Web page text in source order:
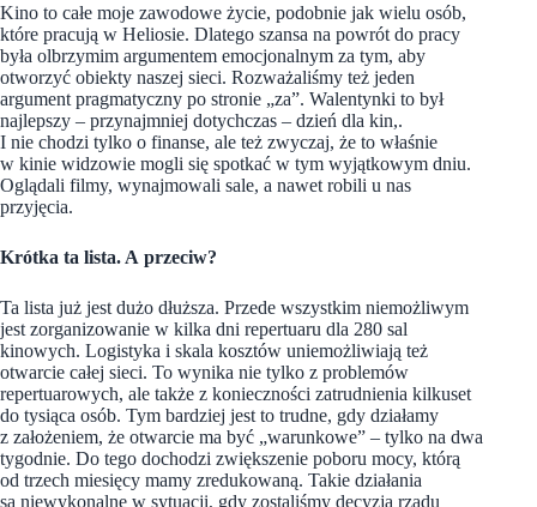
Kino to całe moje zawodowe życie, podobnie jak wielu osób,
które pracują w Heliosie. Dlatego szansa na powrót do pracy
była olbrzymim argumentem emocjonalnym za tym, aby
otworzyć obiekty naszej sieci. Rozważaliśmy też jeden
argument pragmatyczny po stronie „za”. Walentynki to był
najlepszy – przynajmniej dotychczas – dzień dla kin,.
I nie chodzi tylko o finanse, ale też zwyczaj, że to właśnie
w kinie widzowie mogli się spotkać w tym wyjątkowym dniu.
Oglądali filmy, wynajmowali sale, a nawet robili u nas
przyjęcia.
Krótka ta lista. A przeciw?
Ta lista już jest dużo dłuższa. Przede wszystkim niemożliwym
jest zorganizowanie w kilka dni repertuaru dla 280 sal
kinowych. Logistyka i skala kosztów uniemożliwiają też
otwarcie całej sieci. To wynika nie tylko z problemów
repertuarowych, ale także z konieczności zatrudnienia kilkuset
do tysiąca osób. Tym bardziej jest to trudne, gdy działamy
z założeniem, że otwarcie ma być „warunkowe” – tylko na dwa
tygodnie. Do tego dochodzi zwiększenie poboru mocy, którą
od trzech miesięcy mamy zredukowaną. Takie działania
są niewykonalne w sytuacji, gdy zostaliśmy decyzją rządu